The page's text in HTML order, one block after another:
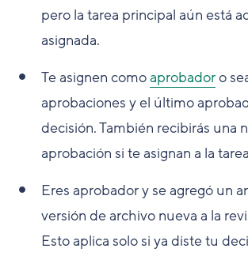
pero la tarea principal aún está
asignada.
Te asignen comoaprobadoro
aprobaciones y el último
decisión. También recibirás una
aprobación si te asignan a la
Eres aprobador y se agregó un
versión de archivo nueva a la
Esto aplica solo si ya diste tu